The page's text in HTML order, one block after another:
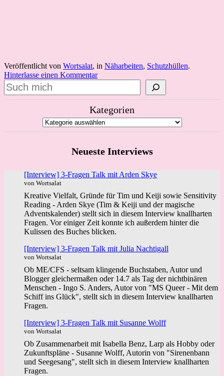
Veröffentlicht von Wortsalat, in Näharbeiten, Schutzhüllen.
Hinterlasse einen Kommentar
Suchen
Kategorien
Neueste Interviews
[Interview] 3-Fragen Talk mit Arden Skye
von Wortsalat
Kreative Vielfalt, Gründe für Tim und Keiji sowie Sensitivity
Reading - Arden Skye (Tim & Keiji und der magische
Adventskalender) stellt sich in diesem Interview knallharten
Fragen. Vor einiger Zeit konnte ich außerdem hinter die
Kulissen des Buches blicken.
[Interview] 3-Fragen Talk mit Julia Nachtigall
von Wortsalat
Ob ME/CFS - seltsam klingende Buchstaben, Autor und
Blogger gleichermaßen oder 14.7 als Tag der nichtbinären
Menschen - Ingo S. Anders, Autor von "MS Queer - Mit dem
Schiff ins Glück", stellt sich in diesem Interview knallharten
Fragen.
[Interview] 3-Fragen Talk mit Susanne Wolff
von Wortsalat
Ob Zusammenarbeit mit Isabella Benz, Larp als Hobby oder
Zukunftspläne - Susanne Wolff, Autorin von "Sirenenbann
und Seegesang", stellt sich in diesem Interview knallharten
Fragen.